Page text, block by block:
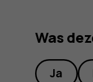
Was
Ja